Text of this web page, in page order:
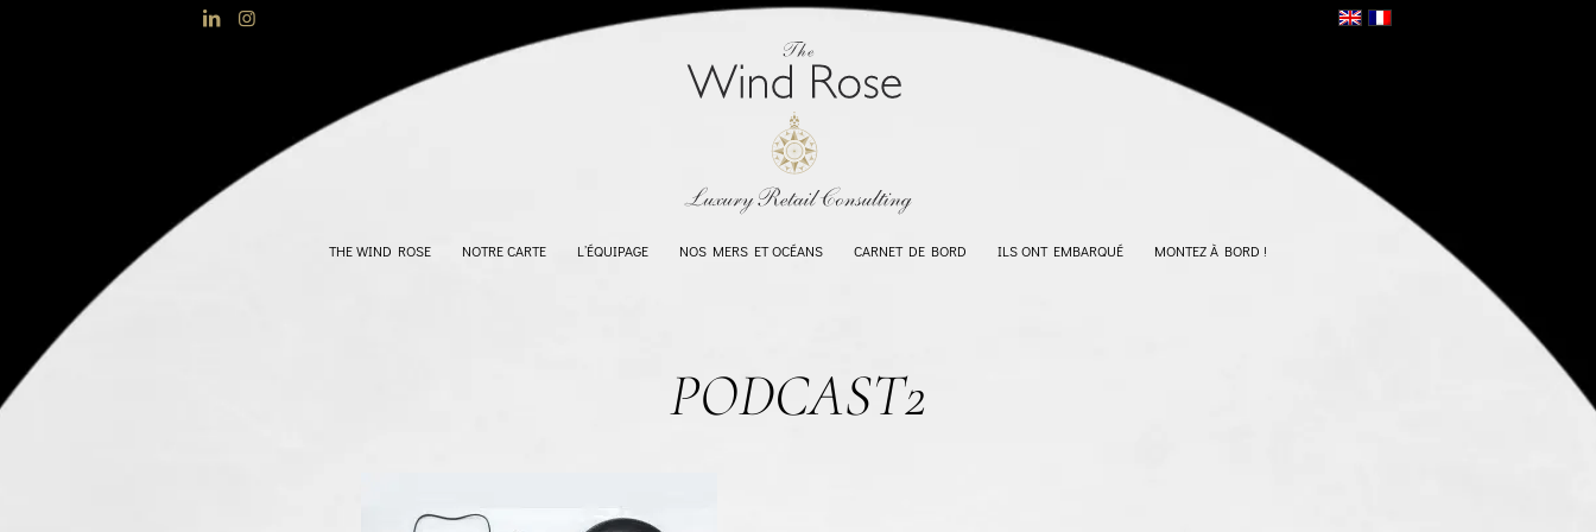
THE WIND ROSE NOTRE CARTE L’ÉQUIPAGE NOS MERS ET OCÉANS CARNET DE BORD ILS ONT EMBARQUÉ MONTEZ À BORD !
PODCAST2